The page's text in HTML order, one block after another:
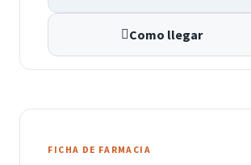
Como llegar
FICHA DE FARMACIA